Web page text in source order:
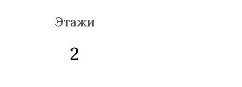
Этажи
2